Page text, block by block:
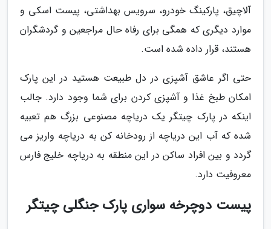
آلاچیق، پارکینگ خودرو، سرویس بهداشتی، پیست اسکی و
موارد دیگری که همگی برای رفاه حال مراجعین و گردشگران
هستند، قرار داده شده است.
حتی اگر عاشق آشپزی در دل طبیعت هستید در این پارک
امکان طبخ غذا و آشپزی کردن برای شما وجود دارد. جالب
اینکه در پارک چیتگر یک دریاچه مصنوعی بزرگ هم تعبیه
شده که آب این دریاچه از رودخانه کن به دریاچه واریز می
گردد و بین افراد ساکن در این منطقه به دریاچه خلیج فارس
معروفیت دارد.
پیست دوچرخه سواری پارک جنگلی چیتگر